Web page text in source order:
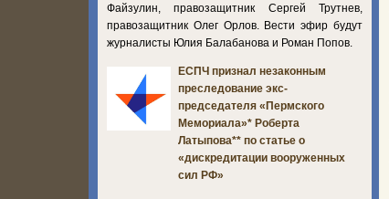
Файзулин, правозащитник Сергей Трутнев,
правозащитник Олег Орлов. Вести эфир будут
журналисты Юлия Балабанова и Роман Попов.
ЕСПЧ признал незаконным
преследование экс-
председателя «Пермского
Мемориала»* Роберта
Латыпова** по статье о
«дискредитации вооруженных
сил РФ»